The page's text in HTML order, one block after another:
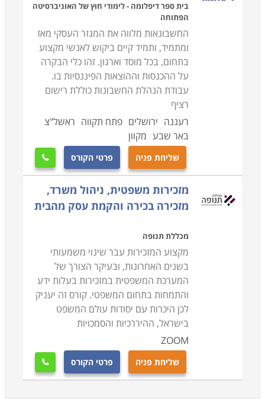
בית ספר דיפלומה - לימודי חוץ של האוניברסיטה
הפתוחה
החשבונאות מלווה את המגזר העסקי מאז
ומתמיד, ותמיד קיים ביקוש לאנשי מקצוע
בתחום, בכל מוסד וארגון. זהו כלי הבקרה
על ההכנסות וההוצאות הפיננסיות בו.
עבודת הנהלת החשבונות כוללת רישום
רציף
רעננה ירושלים פתח תקווה ראשל"צ
באר שבע מקוון
שליחת פניה פרטי הקורס 
מזכירות משפטית, ניהול משרד,
מזכירה בכירה והקמת עסק מהבית
מכללת תנופה
מקצוע המזכירות עבר שינוי משמעותי
בשנים האחרונות, ובעיקר הצורך של
המערכת המשפטית במזכירות בעלות ידע
והתמחות בתחום המשפטי. קורס זה יעניק
לכן היכרות עם יסודות עולם המשפט
בישראל, ההיררכיות והסמכויות
ZOOM
שליחת פניה פרטי הקורס 